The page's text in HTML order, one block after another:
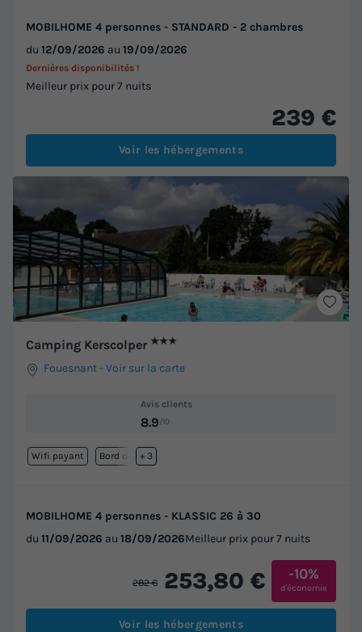
MOBILHOME 4 personnes - STANDARD - 2 chambres
du 12/09/2026 au 19/09/2026
Meilleur prix pour 7 nuits
Dernières disponibilités !
239 €
Voir les hébergements
Camping Kerscolper ★★★
Fouesnant -Voir sur la carte
Avis clients
8.9/10
Wifi payant Bord de mer
+ 3
MOBILHOME 4 personnes - KLASSIC 26 à 30
du 11/09/2026 au 18/09/2026Meilleur prix pour 7 nuits
282 € 253,80 € -10%
d'économie
Voir les hébergements